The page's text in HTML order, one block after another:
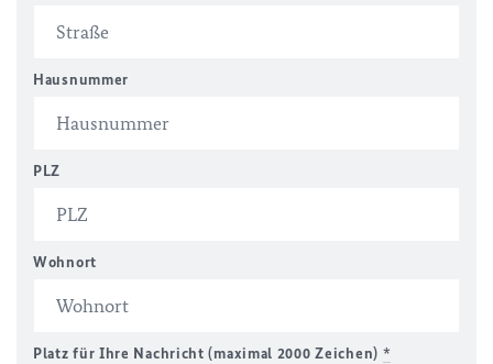
Hausnummer
PLZ
Wohnort
Platz für Ihre Nachricht (maximal 2000 Zeichen) *